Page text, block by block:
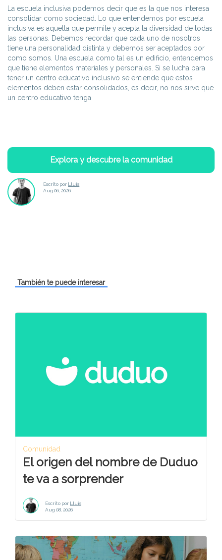
La escuela inclusiva podemos decir que es la que nos interesa
consolidar como sociedad. Lo que entendemos por escuela
inclusiva es aquella que permite y acepta la diversidad de todas
las personas. Debemos recordar que cada uno de nosotros
tiene una personalidad distinta y debemos ser aceptados por
como somos. Una escuela como tal es un edificio, entendemos
que tiene elementos materiales y personales. Si se lucha para
tener un centro educativo inclusivo se entiende que estos
elementos deben estar consolidados, es decir, no nos sirve que
un centro educativo tenga
Explora y descubre la comunidad
Escrito por Lluís
Aug 06, 2026
También te puede interesar
Comunidad
El origen del nombre de Duduo
te va a sorprender
Escrito por Lluís
Aug 08, 2026